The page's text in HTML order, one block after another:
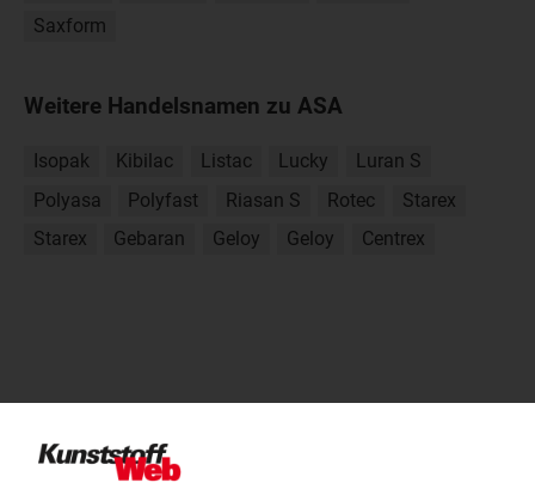
Saxform
Weitere Handelsnamen zu ASA
Isopak Kibilac Listac Lucky
Luran S
Polyasa
Polyfast Riasan S Rotec
Starex
Starex
Gebaran Geloy Geloy Centrex